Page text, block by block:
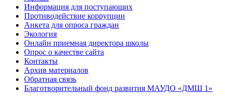
Информация для поступающих
Противодействие коррупции
Анкета для опроса граждан
Экология
Онлайн приемная директора школы
Опрос о качестве сайта
Контакты
Архив материалов
Обратная связь
Благотворительный фонд развития МАУДО «ДМШ 1»